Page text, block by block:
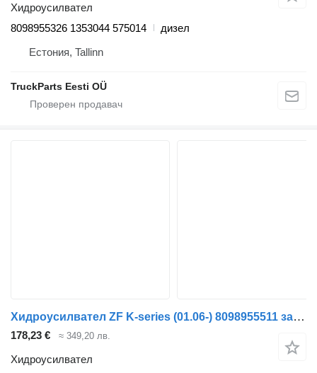
Хидроусилвател
8098955326 1353044 575014
дизел
Естония, Tallinn
TruckParts Eesti OÜ
Хидроусилвател ZF K-series (01.06-) 8098955511 за влекач Scania K,N,F-series bus (2006-)
178,23 € ≈ 349,20 лв.
Хидроусилвател